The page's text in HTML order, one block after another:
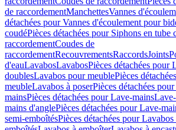
de raccordementManchettesVannes
détachées pour Vannes d'écoulement pour
coudéPièces détachées pour Siphons en tube
raccordementCoudes de
raccordementRecouvrementsRaccordsJoints
d'eauLavabosLavabosPièces détachées pour
doublesLavabos pour meublePièces
meubleLavabos à poserPièces détachées
mainsPièces détachées pour Lave-mains
mains d'anglePièces détachées pour Lave-
semi-emboîtésPièces détachées pour Lavabos